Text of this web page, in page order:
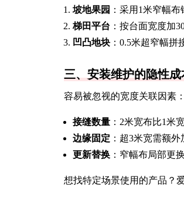
坡地果园 ：采用1米窄幅
梯田平台 ：按台面宽度加
凹凸地块 ：0.5米超窄幅
三、安装维护的隐性成
容易被忽视的宽度关联因素：
接缝数量 ：2米宽布比1米
边缘固定 ：超3米宽需额
更新替换 ：窄幅布局部更
想找特定场景使用的产品？